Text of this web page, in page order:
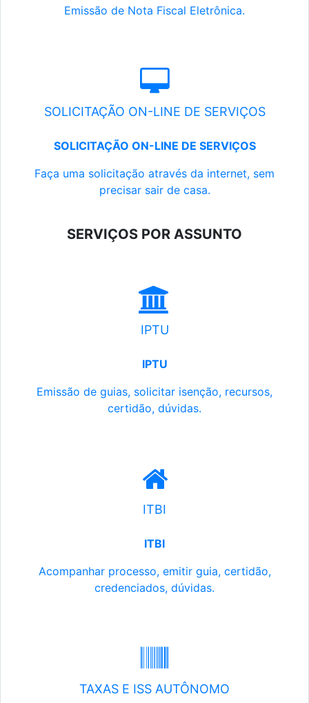
Emissão de Nota Fiscal Eletrônica.
SOLICITAÇÃO ON-LINE DE SERVIÇOS
SOLICITAÇÃO ON-LINE DE SERVIÇOS
Faça uma solicitação através da internet, sem
precisar sair de casa.
SERVIÇOS POR ASSUNTO
IPTU
IPTU
Emissão de guias, solicitar isenção, recursos,
certidão, dúvidas.
ITBI
ITBI
Acompanhar processo, emitir guia, certidão,
credenciados, dúvidas.
TAXAS E ISS AUTÔNOMO